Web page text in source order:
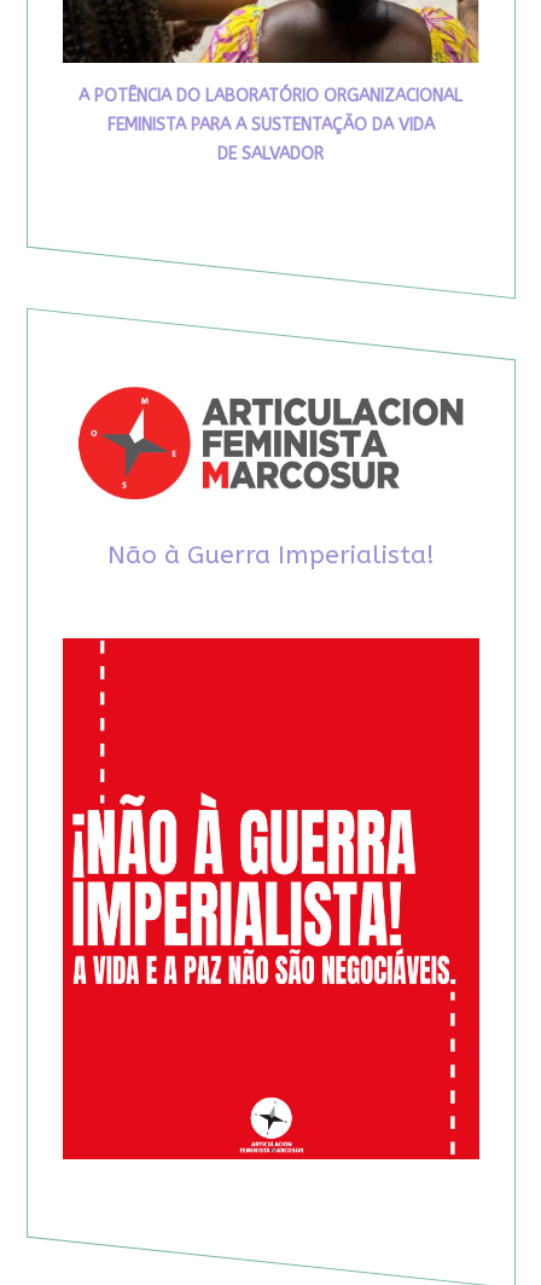
A POTÊNCIA DO LABORATÓRIO ORGANIZACIONAL
FEMINISTA PARA A SUSTENTAÇÃO DA VIDA
DE SALVADOR
Não à Guerra Imperialista!